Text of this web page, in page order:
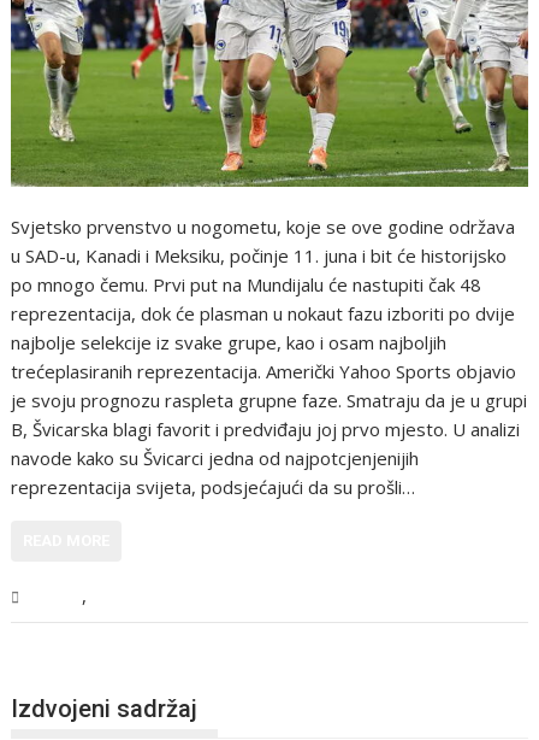
Svjetsko prvenstvo u nogometu, koje se ove godine održava
u SAD-u, Kanadi i Meksiku, počinje 11. juna i bit će historijsko
po mnogo čemu. Prvi put na Mundijalu će nastupiti čak 48
reprezentacija, dok će plasman u nokaut fazu izboriti po dvije
najbolje selekcije iz svake grupe, kao i osam najboljih
trećeplasiranih reprezentacija. Američki Yahoo Sports objavio
je svoju prognozu raspleta grupne faze. Smatraju da je u grupi
B, Švicarska blagi favorit i predviđaju joj prvo mjesto. U analizi
navode kako su Švicarci jedna od najpotcjenjenijih
reprezentacija svijeta, podsjećajući da su prošli…
,
Izdvojeni sadržaj